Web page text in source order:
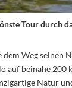
Tour durch
dem Weg seinen
auf beinahe
Natur